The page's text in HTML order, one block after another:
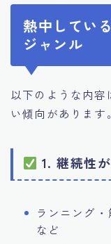
熱中してい
ジャンル
以下のような内
い傾向があります。
1. 継続性
ランニング
など